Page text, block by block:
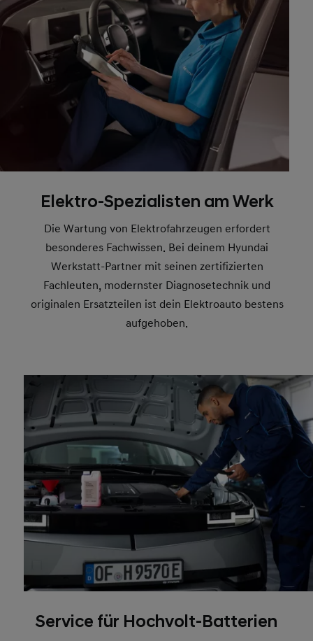
Elektro-Spezialisten am Werk
Die Wartung von Elektrofahrzeugen erfordert
besonderes Fachwissen. Bei deinem Hyundai
Werkstatt-Partner mit seinen zertifizierten
Fachleuten, modernster Diagnosetechnik und
originalen Ersatzteilen ist dein Elektroauto bestens
aufgehoben.
Service für Hochvolt-Batterien